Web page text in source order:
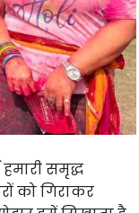
समृद्ध
को गिराकर